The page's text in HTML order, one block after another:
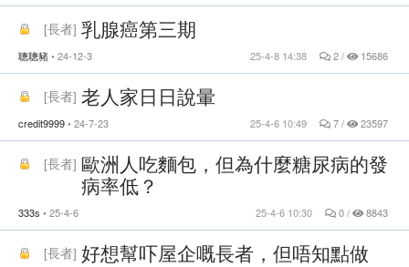
[長者] 乳腺癌第三期
聰聰豬 24-12-3 2 / 15686
25-4-8 14:38
[長者] 老人家日日說暈
credit9999 24-7-23 7 / 23597
25-4-6 10:49
[長者] 歐洲人吃麵包，但為什麼糖尿病的發
病率低？
333s 25-4-6 0 / 8843
25-4-6 10:30
[長者] 好想幫吓屋企嘅長者，但唔知點做